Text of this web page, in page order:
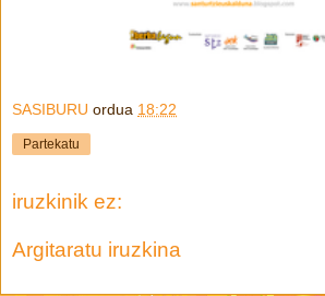
SASIBURU ordua 18:22
Partekatu
iruzkinik ez:
Argitaratu iruzkina